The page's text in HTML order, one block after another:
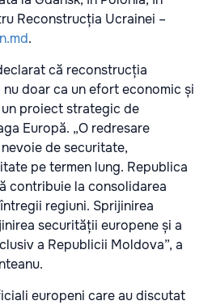
Reconstrucția Ucrainei –
.
că reconstrucția
doar ca un efort economic și
proiect strategic de
Europă. „O redresare
de securitate,
pe termen lung. Republica
contribuie la consolidarea
regiuni. Sprijinirea
securității europene și a
a Republicii Moldova”, a
europeni care au discutat